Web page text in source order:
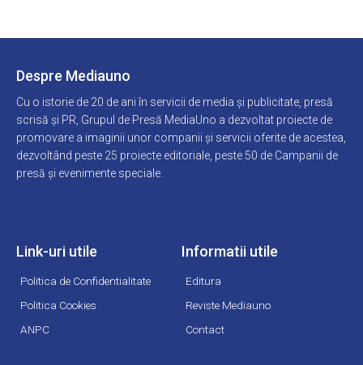
Despre Mediauno
Cu o istorie de 20 de ani în servicii de media și publicitate, presă
scrisă și PR, Grupul de Presă MediaUno a dezvoltat proiecte de
promovare a imaginii unor companii și servicii oferite de acestea,
dezvoltând peste 25 proiecte editoriale, peste 50 de Campanii de
presă și evenimente speciale.
Link-uri utile
Politica de Confidentialitate
Politica Cookies
ANPC
Informatii utile
Editura
Reviste Mediauno
Contact